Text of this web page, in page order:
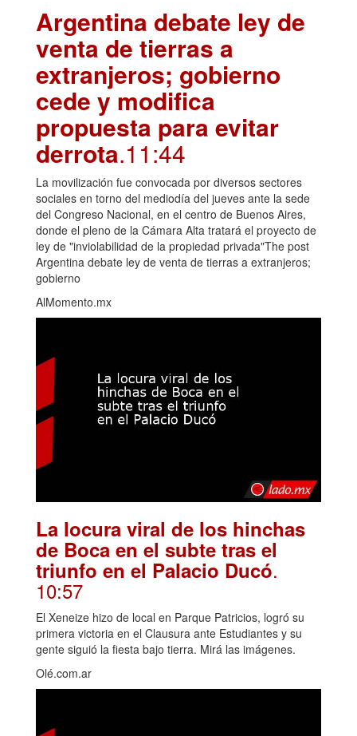
Argentina debate ley de
venta de tierras a
extranjeros; gobierno
cede y modifica
propuesta para evitar
derrota.11:44
La movilización fue convocada por diversos sectores
sociales en torno del mediodía del jueves ante la sede
del Congreso Nacional, en el centro de Buenos Aires,
donde el pleno de la Cámara Alta tratará el proyecto de
ley de "inviolabilidad de la propiedad privada"The post
Argentina debate ley de venta de tierras a extranjeros;
gobierno
AlMomento.mx
La locura viral de los hinchas
de Boca en el subte tras el
triunfo en el Palacio Ducó.
10:57
El Xeneize hizo de local en Parque Patricios, logró su
primera victoria en el Clausura ante Estudiantes y su
gente siguió la fiesta bajo tierra. Mirá las imágenes.
Olé.com.ar